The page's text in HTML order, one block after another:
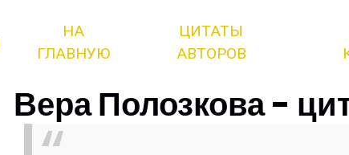
НА
ГЛАВНУЮ
ЦИТАТЫ
АВТОРОВ
Вера Полозкова -